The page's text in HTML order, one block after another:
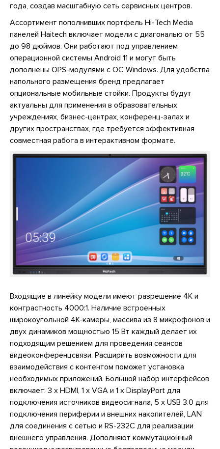
года, создав масштабную сеть сервисных центров.
Ассортимент пополнивших портфель Hi-Tech Media
панелей Haitech включает модели с диагональю от 55
до 98 дюймов. Они работают под управлением
операционной системы Android 11 и могут быть
дополнены OPS-модулями с ОС Windows. Для удобства
напольного размещения бренд предлагает
опциональные мобильные стойки. Продукты будут
актуальны для применения в образовательных
учреждениях, бизнес-центрах, конференц-залах и
других пространствах, где требуется эффективная
совместная работа в интерактивном формате.
Входящие в линейку модели имеют разрешение 4K и
контрастность 4000:1. Наличие встроенных
широкоугольной 4K-камеры, массива из 8 микрофонов и
двух динамиков мощностью 15 Вт каждый делает их
подходящим решением для проведения сеансов
видеоконференцсвязи. Расширить возможности для
взаимодействия с контентом поможет установка
необходимых приложений. Большой набор интерфейсов
включает: 3 x HDMI, 1 x VGA и 1 х DisplayPort для
подключения источников видеосигнала, 5 x USB 3.0 для
подключения периферии и внешних накопителей, LAN
для соединения с сетью и RS-232С для реализации
внешнего управления. Дополняют коммутационный